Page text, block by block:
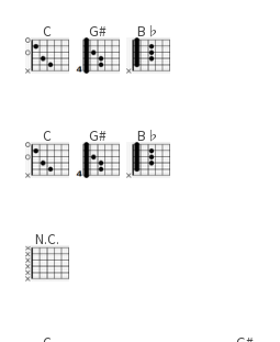
C G# B♭
C G# B♭
N.C.